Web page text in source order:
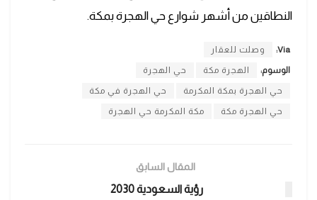
النطاقين من أشهر شوارع حي الهجرة بمكة.
Via: وصلت للعقار
الوسوم: الهجرة مكة حي الهجرة
حي الهجرة بمكة المكرمة حي الهجرة في مكة
حي الهجرة مكة مكة المكرمة حي الهجرة
المقال السابق
رؤية السعودية 2030